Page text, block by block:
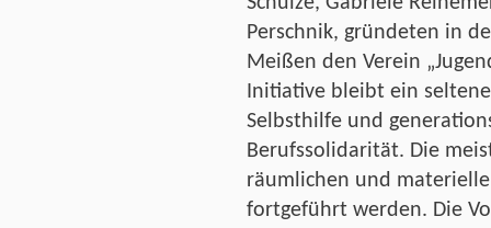
Perschnik, gründeten in
Meißen den Verein
Initiative bleibt ein
Selbsthilfe und
Berufssolidarität. Die
räumlichen und
fortgeführt werden. Die